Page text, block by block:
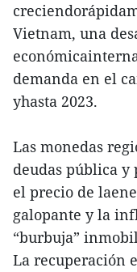
Vietnam, una
demanda en el
yhasta 2023.
Las monedas
deudas pública
el precio de
galopante y la
“burbuja”
La recuperación